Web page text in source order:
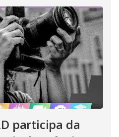
participa da